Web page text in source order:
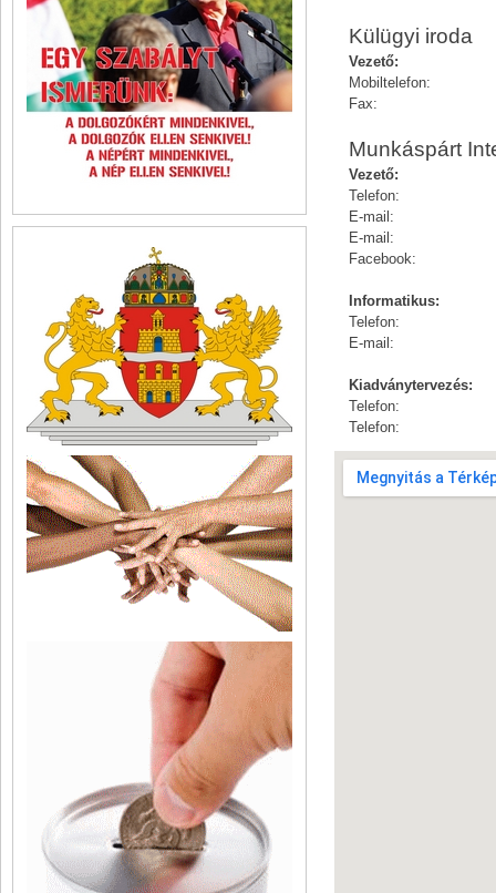
Külügyi iroda
Vezető:
Mobiltelefon:
Fax:
Munkáspárt
Vezető:
Telefon:
E-mail:
E-mail:
Facebook:
Informatikus:
Telefon:
E-mail:
Kiadványtervezés:
Telefon:
Telefon: